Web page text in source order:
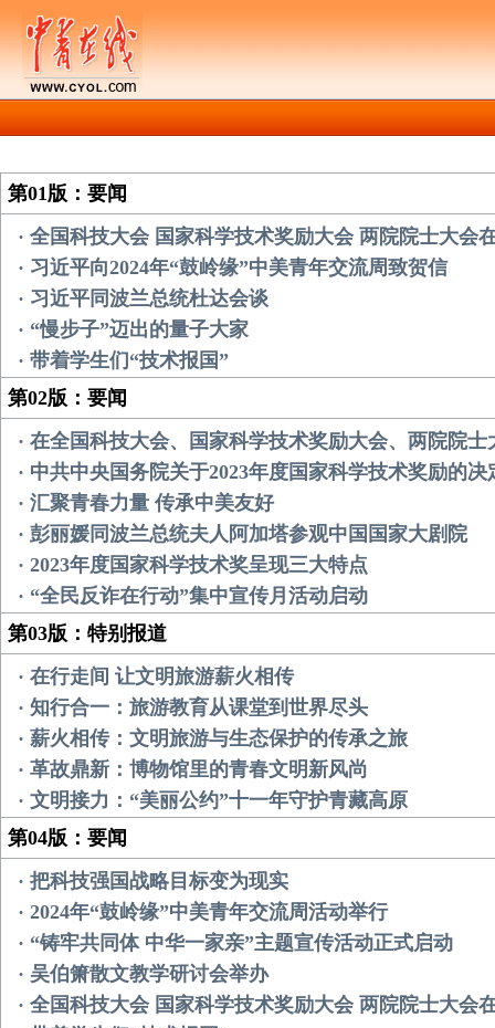
第01版：要闻
· 全国科技大会 国家科学技术奖励大会 两院院士大会
· 习近平向2024年“鼓岭缘”中美青年交流周致贺信
· 习近平同波兰总统杜达会谈
· “慢步子”迈出的量子大家
· 带着学生们“技术报国”
第02版：要闻
· 在全国科技大会、国家科学技术奖励大会、两院院士
· 中共中央国务院关于2023年度国家科学技术奖励的决
· 汇聚青春力量 传承中美友好
· 彭丽媛同波兰总统夫人阿加塔参观中国国家大剧院
· 2023年度国家科学技术奖呈现三大特点
· “全民反诈在行动”集中宣传月活动启动
第03版：特别报道
· 在行走间 让文明旅游薪火相传
· 知行合一：旅游教育从课堂到世界尽头
· 薪火相传：文明旅游与生态保护的传承之旅
· 革故鼎新：博物馆里的青春文明新风尚
· 文明接力：“美丽公约”十一年守护青藏高原
第04版：要闻
· 把科技强国战略目标变为现实
· 2024年“鼓岭缘”中美青年交流周活动举行
· “铸牢共同体 中华一家亲”主题宣传活动正式启动
· 吴伯箫散文教学研讨会举办
· 全国科技大会 国家科学技术奖励大会 两院院士大会